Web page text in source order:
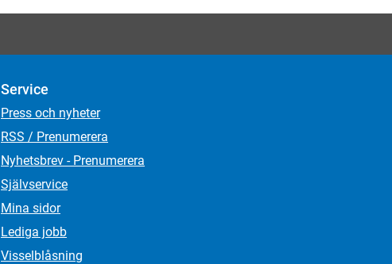
Service
Press och nyheter
RSS / Prenumerera
Nyhetsbrev - Prenumerera
Självservice
Mina sidor
Lediga jobb
Visselblåsning